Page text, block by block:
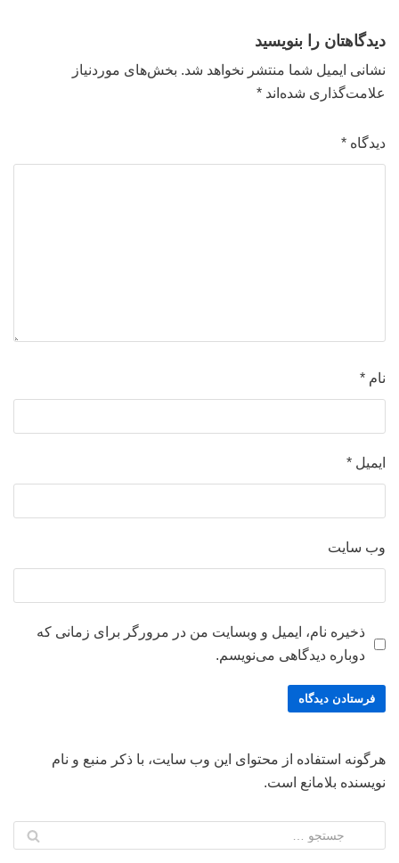
دیدگاهتان را بنویسید
نشانی ایمیل شما منتشر نخواهد شد. بخش‌های موردنیاز
علامت‌گذاری شده‌اند *
دیدگاه *
نام *
ایمیل *
وب‌ سایت
ذخیره نام، ایمیل و وبسایت من در مرورگر برای زمانی که
دوباره دیدگاهی می‌نویسم.
هرگونه استفاده از محتوای این وب سایت، با ذکر منبع و نام
نویسنده بلامانع است.